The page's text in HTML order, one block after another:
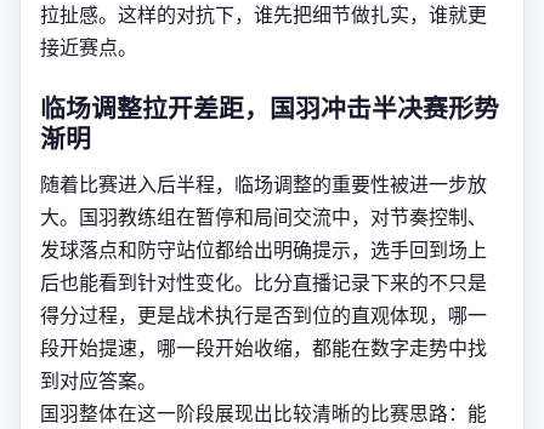
拉扯感。这样的对抗下，谁先把细节做扎实，谁就更
接近赛点。
临场调整拉开差距，国羽冲击半决赛形势
渐明
随着比赛进入后半程，临场调整的重要性被进一步放
大。国羽教练组在暂停和局间交流中，对节奏控制、
发球落点和防守站位都给出明确提示，选手回到场上
后也能看到针对性变化。比分直播记录下来的不只是
得分过程，更是战术执行是否到位的直观体现，哪一
段开始提速，哪一段开始收缩，都能在数字走势中找
到对应答案。
国羽整体在这一阶段展现出比较清晰的比赛思路：能